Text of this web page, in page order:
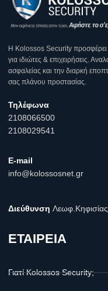
Η Κοlossos Security
για ιδιώτες & επιχειρήσεις.
ασφαλείας και την διαρκή
σας πλάνου προστασίας.
Τηλέφωνα
2108066500
2108029541
E-mail
info@kolossosnet.gr
Διεύθυνση
ΕΤΑΙΡΕΙΑ
Γιατί Kolossos Security;